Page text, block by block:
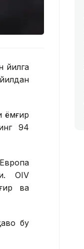
йилга
ёмғир
94
OIV
ва
бу